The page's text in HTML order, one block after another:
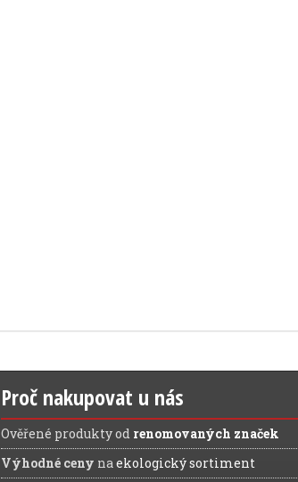
Proč nakupovat u nás
Ověřené produkty od renomovaných značek
Výhodné ceny naekologický sortiment